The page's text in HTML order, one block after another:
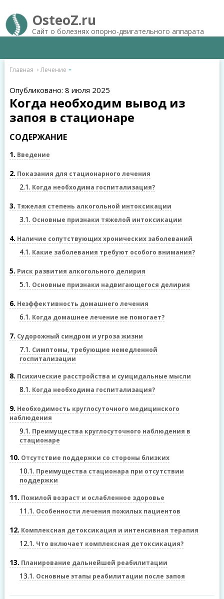
OsteoZ.ru
Сайт о болезнях опорно-двигательного аппарата
Главная Лечение
Опубликовано: 8 июля 2025
Когда необходим вывод из
запоя в стационаре
СОДЕРЖАНИЕ
1 Введение
2 Показания для стационарного лечения
2.1 Когда необходима госпитализация?
3 Тяжелая степень алкогольной интоксикации
3.1 Основные признаки тяжелой интоксикации
4 Наличие сопутствующих хронических заболеваний
4.1 Какие заболевания требуют особого внимания?
5 Риск развития алкогольного делирия
5.1 Основные признаки надвигающегося делирия
6 Неэффективность домашнего лечения
6.1 Когда домашнее лечение не помогает?
7 Судорожный синдром и угроза жизни
7.1 Симптомы, требующие немедленной
госпитализации
8 Психические расстройства и суицидальные мысли
8.1 Когда необходима госпитализация?
9 Необходимость круглосуточного медицинского
наблюдения
9.1 Преимущества круглосуточного наблюдения в
стационаре
10 Отсутствие поддержки со стороны близких
10.1 Преимущества стационара при отсутствии
поддержки
11 Пожилой возраст и ослабленное здоровье
11.1 Особенности лечения пожилых пациентов
12 Комплексная детоксикация и интенсивная терапия
12.1 Что включает комплексная детоксикация?
13 Планирование дальнейшей реабилитации
13.1 Основные этапы реабилитации после запоя